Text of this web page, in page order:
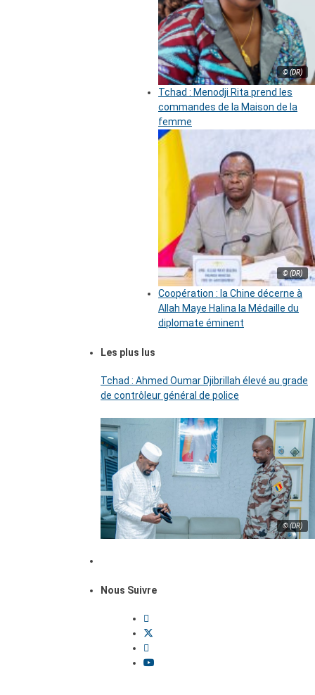
© (DR)
Tchad : Menodji Rita prend les
commandes de la Maison de la
femme
© (DR)
Coopération : la Chine décerne à
Allah Maye Halina la Médaille du
diplomate éminent
Les plus lus
Tchad : Ahmed Oumar Djibrillah élevé au grade
de contrôleur général de police
© (DR)
Nous Suivre